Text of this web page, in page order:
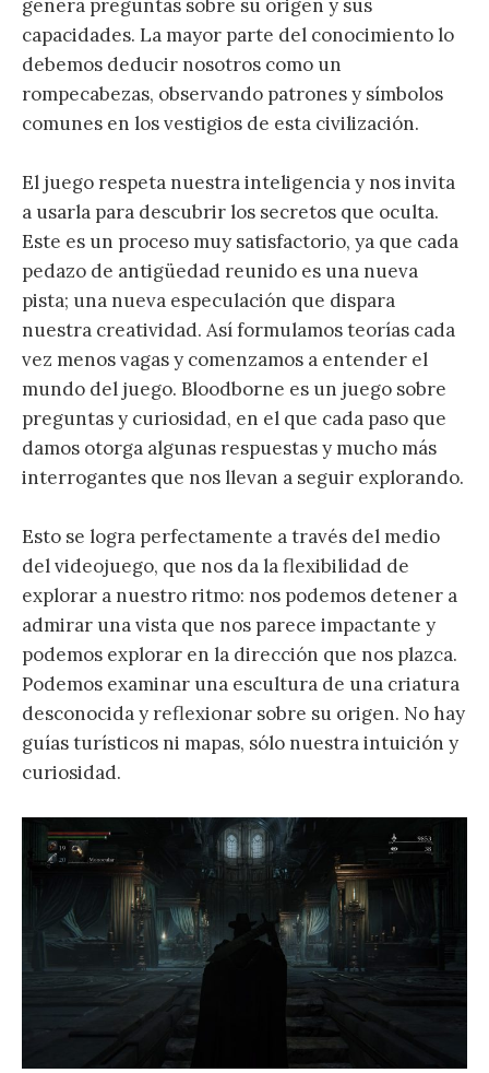
genera preguntas sobre su origen y sus
capacidades. La mayor parte del conocimiento lo
debemos deducir nosotros como un
rompecabezas, observando patrones y símbolos
comunes en los vestigios de esta civilización.
El juego respeta nuestra inteligencia y nos invita
a usarla para descubrir los secretos que oculta.
Este es un proceso muy satisfactorio, ya que cada
pedazo de antigüedad reunido es una nueva
pista; una nueva especulación que dispara
nuestra creatividad. Así formulamos teorías cada
vez menos vagas y comenzamos a entender el
mundo del juego. Bloodborne es un juego sobre
preguntas y curiosidad, en el que cada paso que
damos otorga algunas respuestas y mucho más
interrogantes que nos llevan a seguir explorando.
Esto se logra perfectamente a través del medio
del videojuego, que nos da la flexibilidad de
explorar a nuestro ritmo: nos podemos detener a
admirar una vista que nos parece impactante y
podemos explorar en la dirección que nos plazca.
Podemos examinar una escultura de una criatura
desconocida y reflexionar sobre su origen. No hay
guías turísticos ni mapas, sólo nuestra intuición y
curiosidad.